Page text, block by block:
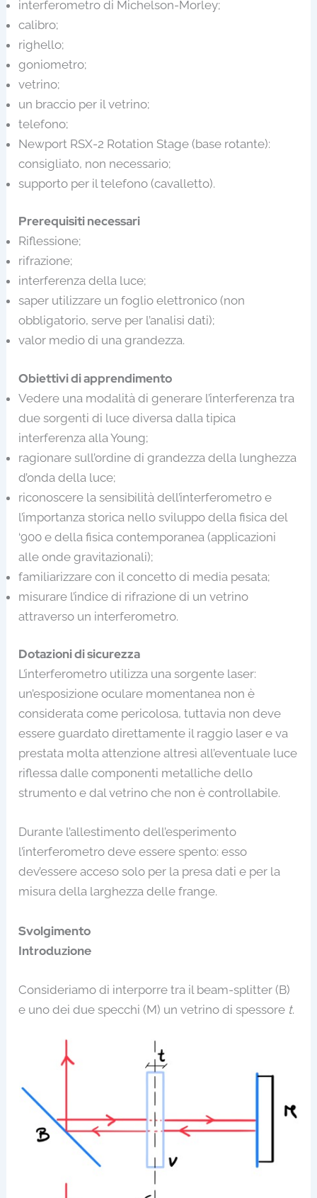
interferometro di Michelson-Morley;
calibro;
righello;
goniometro;
vetrino;
un braccio per il vetrino;
telefono;
Newport RSX-2 Rotation Stage (base rotante):
consigliato, non necessario;
supporto per il telefono (cavalletto).
Prerequisiti necessari
Riflessione;
rifrazione;
interferenza della luce;
saper utilizzare un foglio elettronico (non
obbligatorio, serve per l’analisi dati);
valor medio di una grandezza.
Obiettivi di apprendimento
Vedere una modalità di generare l’interferenza tra
due sorgenti di luce diversa dalla tipica
interferenza alla Young;
ragionare sull’ordine di grandezza della lunghezza
d’onda della luce;
riconoscere la sensibilità dell’interferometro e
l’importanza storica nello sviluppo della fisica del
‘900 e della fisica contemporanea (applicazioni
alle onde gravitazionali);
familiarizzare con il concetto di media pesata;
misurare l’indice di rifrazione di un vetrino
attraverso un interferometro.
Dotazioni di sicurezza
L’interferometro utilizza una sorgente laser:
un’esposizione oculare momentanea non è
considerata come pericolosa, tuttavia non deve
essere guardato direttamente il raggio laser e va
prestata molta attenzione altresì all’eventuale luce
riflessa dalle componenti metalliche dello
strumento e dal vetrino che non è controllabile.
Durante l’allestimento dell’esperimento
l’interferometro deve essere spento: esso
dev’essere acceso solo per la presa dati e per la
misura della larghezza delle frange.
Svolgimento
Introduzione
Consideriamo di interporre tra il beam-splitter (B)
e uno dei due specchi (M) un vetrino di spessore t.